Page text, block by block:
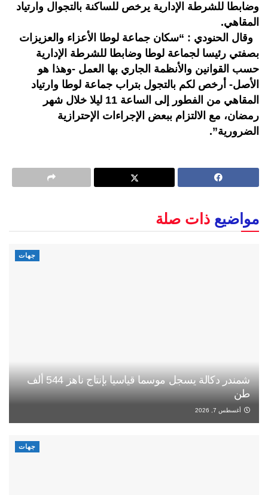
وضابطا للشرطة الإدارية يرخص للساكنة بالتجوال وارتياد
المقاهي.
وقال الحنودي : “سكان جماعة لوطا الأعزاء والعزيزات
بصفتي رئيسا لجماعة لوطا وضابطا للشرطة الإدارية
حسب القوانين والأنظمة الجاري بها العمل -وهذا هو
الأصل- أرخص لكم بالتجول بتراب جماعة لوطا وارتياد
المقاهي من الفطور إلى الساعة 11 ليلا خلال شهر
رمضان، مع الالتزام ببعض الإجراءات الإحترازية
الضرورية”.
مواضيع ذات صلة
جهات
شمندر دكالة يسجل موسما قياسيا بإنتاج ناهز 544 ألف
طن
أغسطس 7, 2026
جهات